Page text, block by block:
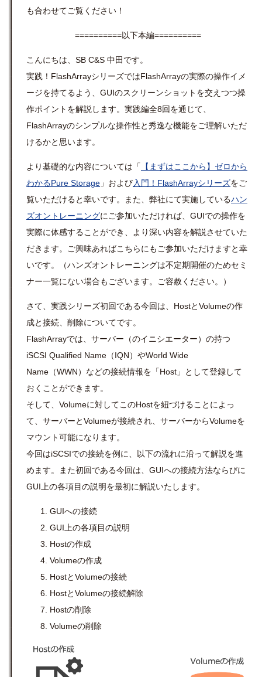
も合わせてご覧ください！
==========以下本編==========
こんにちは、SB C&S 中田です。
実践！FlashArrayシリーズではFlashArrayの実際の操作イメ
ージを持てるよう、GUIのスクリーンショットを交えつつ操
作ポイントを解説します。実践編全8回を通じて、
FlashArrayのシンプルな操作性と秀逸な機能をご理解いただ
けるかと思います。
より基礎的な内容については「
【まずはここから】ゼロから
わかるPure Storage 」および入門！FlashArrayシリーズをご
覧いただけると幸いです。また、弊社にて実施しているハン
ズオントレーニングにご参加いただければ、GUIでの操作を
実際に体感することができ、より深い内容を解説させていた
だきます。ご興味あればこちらにもご参加いただけますと幸
いです。（ハンズオントレーニングは不定期開催のためセミ
ナー一覧にない場合もございます。ご容赦ください。）
さて、実践シリーズ初回である今回は、HostとVolumeの作
成と接続、削除についてです。
FlashArrayでは、サーバー（のイニシエーター）の持つ
iSCSI Qualified Name（IQN）やWorld Wide
Name（WWN）などの接続情報を「Host」として登録して
おくことができます。
そして、Volumeに対してこのHostを紐づけることによっ
て、サーバーとVolumeが接続され、サーバーからVolumeを
マウント可能になります。
今回はiSCSIでの接続を例に、以下の流れに沿って解説を進
めます。また初回である今回は、GUIへの接続方法ならびに
GUI上の各項目の説明を最初に解説いたします。
GUIへの接続
GUI上の各項目の説明
Hostの作成
Volumeの作成
HostとVolumeの接続
HostとVolumeの接続解除
Hostの削除
Volumeの削除